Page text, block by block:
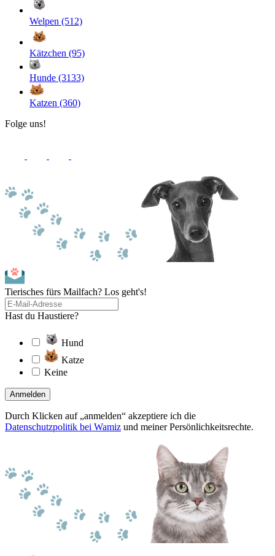
Welpen (512)
Kätzchen (95)
Hunde (3133)
Katzen (360)
Folge uns!
Tierisches fürs Mailfach? Los geht's!
Hast du Haustiere?
Hund
Katze
Keine
Anmelden
Durch Klicken auf „anmelden“ akzeptiere ich die
Datenschutzpolitik bei Wamiz und meiner Persönlichkeitsrechte.